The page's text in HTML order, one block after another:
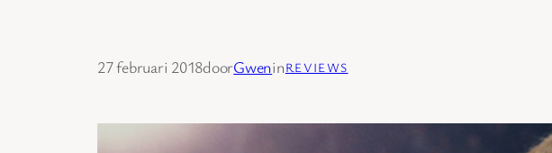
27 februari 2018doorGweninREVIEWS